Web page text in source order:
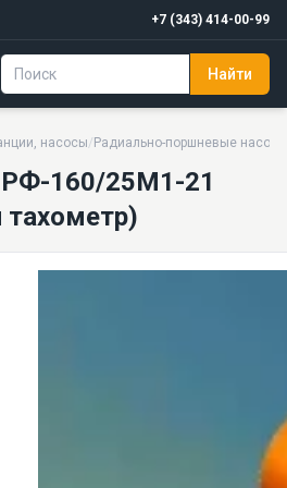
+7 (343) 414-00-99
Найти
насосы/ Радиально-поршневые
25М1-21 (механический
160/25М1-21
тахометр)